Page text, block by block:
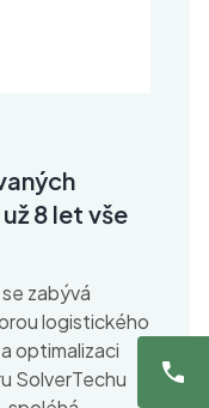
8 let vše
zabývá
logistického
optimalizaci
SolverTechu